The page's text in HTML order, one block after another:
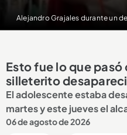
Alejandro Grajales durante un
Esto fue lo que
silleterito
El adolescente estaba
martes y este jueves el
06 de agosto de 2026